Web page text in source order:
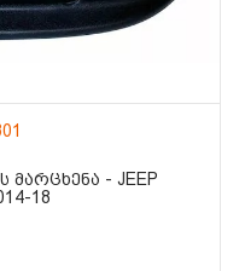
ᲛᲐᲠᲪᲮᲔᲜᲐ - JEEP
18